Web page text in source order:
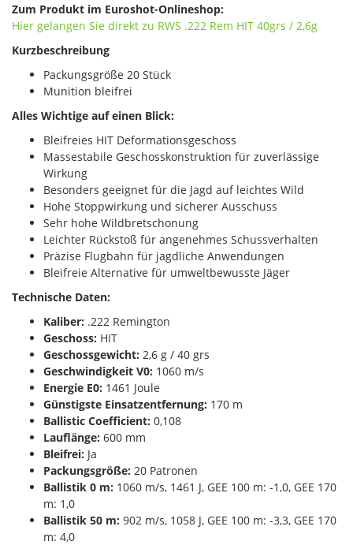
Zum Produkt im Euroshot-Onlineshop:
Hier gelangen Sie direkt zu RWS .222 Rem HIT 40grs / 2,6g
Kurzbeschreibung
Packungsgröße 20 Stück
Munition bleifrei
Alles Wichtige auf einen Blick:
Bleifreies HIT Deformationsgeschoss
Massestabile Geschosskonstruktion für zuverlässige
Wirkung
Besonders geeignet für die Jagd auf leichtes Wild
Hohe Stoppwirkung und sicherer Ausschuss
Sehr hohe Wildbretschonung
Leichter Rückstoß für angenehmes Schussverhalten
Präzise Flugbahn für jagdliche Anwendungen
Bleifreie Alternative für umweltbewusste Jäger
Technische Daten:
Kaliber: .222 Remington
Geschoss: HIT
Geschossgewicht: 2,6 g / 40 grs
Geschwindigkeit V0: 1060 m/s
Energie E0: 1461 Joule
Günstigste Einsatzentfernung: 170 m
Ballistic Coefficient: 0,108
Lauflänge: 600 mm
Bleifrei: Ja
Packungsgröße: 20 Patronen
Ballistik 0 m: 1060 m/s, 1461 J, GEE 100 m: -1,0, GEE 170
m: 1,0
Ballistik 50 m: 902 m/s, 1058 J, GEE 100 m: -3,3, GEE 170
m: 4,0